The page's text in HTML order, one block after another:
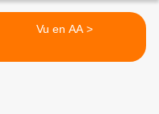
Vu en AA >